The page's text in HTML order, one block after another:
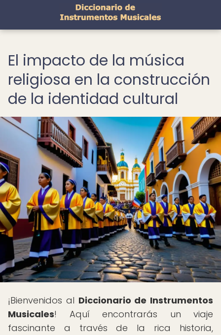
El impacto de la música
religiosa en la construcción
de la identidad cultural
¡Bienvenidos al Diccionario de Instrumentos
Musicales! Aquí encontrarás un viaje
fascinante a través de la rica historia,